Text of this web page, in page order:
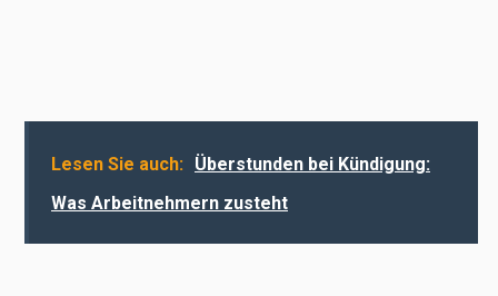
Lesen Sie auch:
Überstunden bei Kündigung:
Was Arbeitnehmern zusteht